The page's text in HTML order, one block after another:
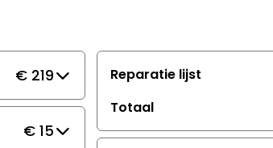
€ 219
€ 15
Reparatie lijst
Totaal